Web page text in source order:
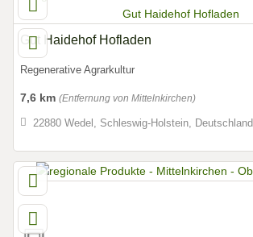
Gut Haidehof Hofladen
Regenerative Agrarkultur
7,6 km (Entfernung von Mittelnkirchen)
22880 Wedel, Schleswig-Holstein, Deutschland